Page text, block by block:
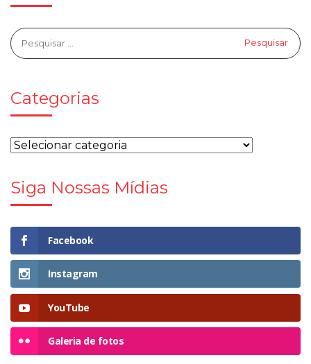
Categorias
Siga Nossas Mídias
Facebook
Instagram
YouTube
Galeria de fotos